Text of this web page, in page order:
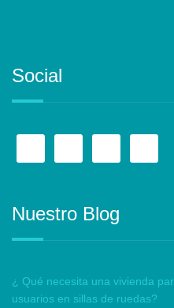
Social
Nuestro Blog
¿ Qué necesita una vivienda
usuarios en sillas de ruedas?